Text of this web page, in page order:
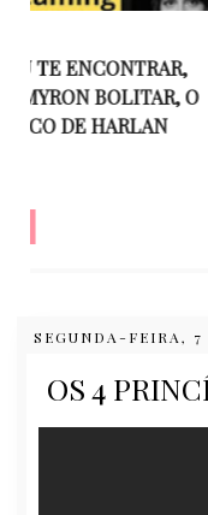
15 ANOS
INESQUECÍVEL
E SE TORNOU
SEGUNDA-FEIRA, 7
OS 4